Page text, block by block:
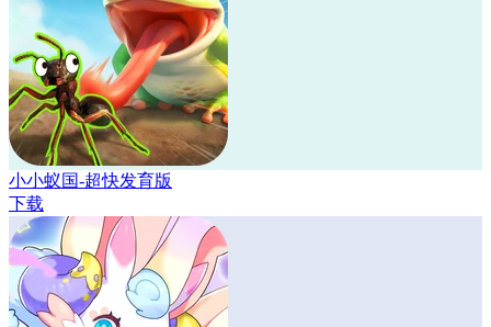
小小蚁国-超快发育版
下载